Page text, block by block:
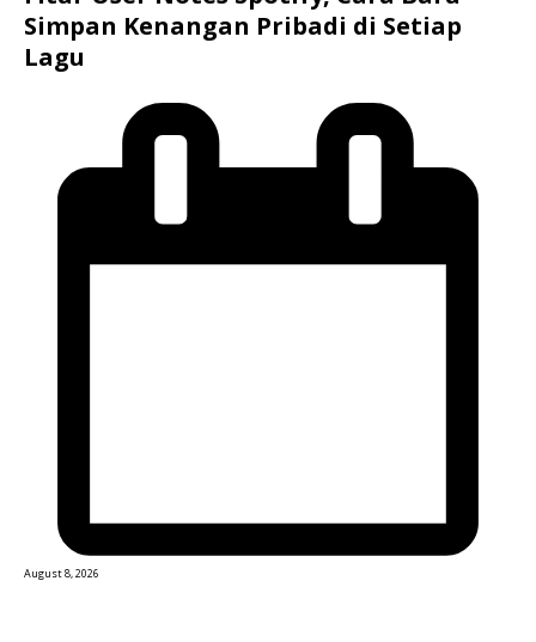
Simpan Kenangan Pribadi di Setiap
Lagu
August 8, 2026